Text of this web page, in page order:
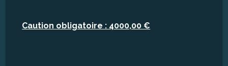
Caution obligatoire : 4000,00 €